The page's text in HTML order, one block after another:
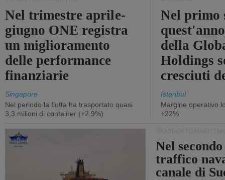
Nel trimestre aprile-
giugno ONE registra
un miglioramento
delle performance
finanziarie
Singapore
Nel periodo la flotta ha trasportato quasi
3,3 milioni di container (+2,9%)
Nel primo
della
Holdings
cresciuti
Istanbul
Margine operativo
+22%
Nel
traffico
canale di